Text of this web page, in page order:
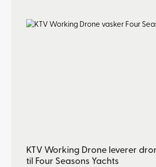
KTV Working Drone leverer
til Four Seasons Yachts